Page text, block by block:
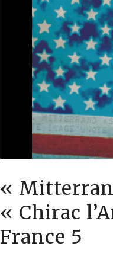
«
« Chirac
France 5